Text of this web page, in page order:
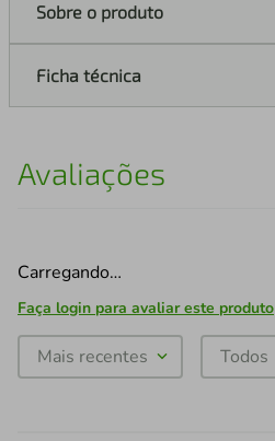
Sobre o produto
Ficha técnica
Avaliações
Carregando…
Faça login para avaliar este produto
Mais recentes Todos